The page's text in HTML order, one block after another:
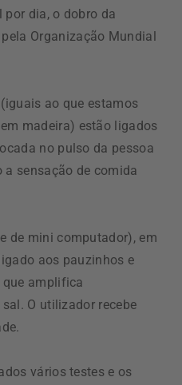
por dia, o dobro da
Organização Mundial
ao que estamos
madeira) estão ligados
no pulso da pessoa
a sensação de comida
de mini computador), em
aos pauzinhos e
amplifica
O utilizador recebe
vários testes e os